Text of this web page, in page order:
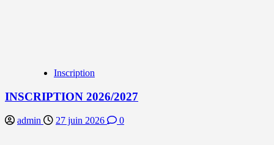
Inscription
INSCRIPTION 2026/2027
admin 27 juin 2026 0